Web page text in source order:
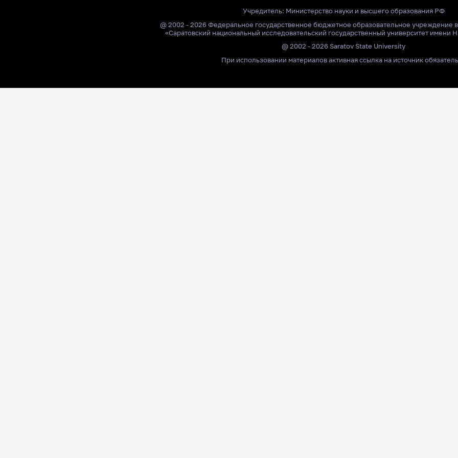
Учредитель: Министерство науки и высшего образования РФ
@ 2002 - 2026 Федеральное государственное бюджетное образовательное учреждение
«Саратовский национальный исследовательский государственный университет имени
@ 2002 - 2026 Saratov State University
При использовании материалов активная ссылка на источник